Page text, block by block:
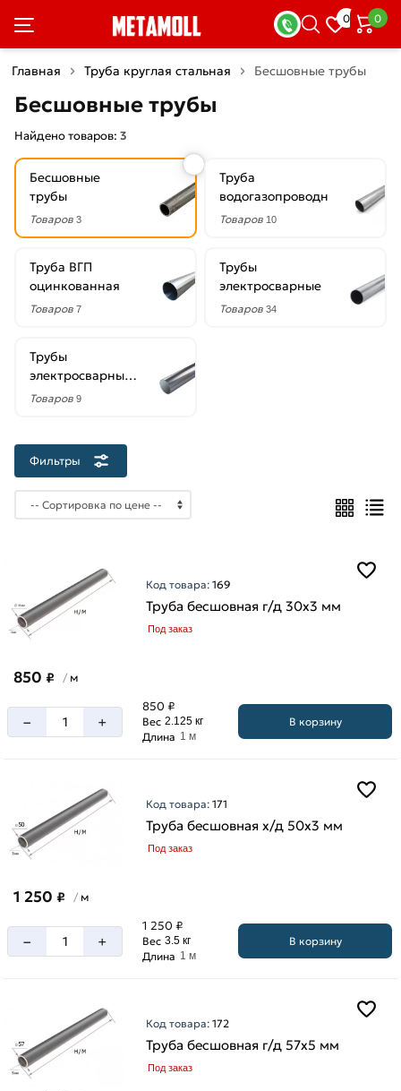
0 0
Главная Труба круглая стальная Бесшовные трубы
Бесшовные трубы
Найдено товаров: 3
Бесшовные
трубы
Товаров 3
Труба
водогазопроводная
Товаров 10
Труба ВГП
оцинкованная
Товаров 7
Трубы
электросварные
Товаров 34
Трубы
электросварные
оцинкованные
Товаров 9
Фильтры
Фильтры
×
скидкой
Цена
руб.
30
мм
50
мм
стенки
3
мм
Код товара:169
Труба бесшовная г/д 30х3 мм
Под заказ
850 ₽ / м
– +
850 ₽
Вес 2.125 кг
Длина 1 м
В корзину
Код товара:171
Труба бесшовная х/д 50х3 мм
Под заказ
1 250 ₽ / м
– +
1 250 ₽
Вес 3.5 кг
Длина 1 м
В корзину
Код товара:172
Труба бесшовная г/д 57х5 мм
Под заказ